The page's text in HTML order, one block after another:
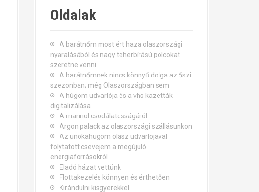
Oldalak
A barátnőm most ért haza olaszországi
nyaralásából és nagy teherbírású polcokat
szeretne venni
A barátnőmnek nincs könnyű dolga az őszi
szezonban; még Olaszországban sem
A húgom udvarlója és a vhs kazetták
digitalizálása
A mannol csodálatosságáról
Argon palack az olaszországi szállásunkon
Az unokahúgom olasz udvarlójával
folytatott csevejem a megújuló
energiaforrásokról
Eladó házat vettünk
Flottakezelés könnyen és érthetően
Kirándulni kisgyerekkel